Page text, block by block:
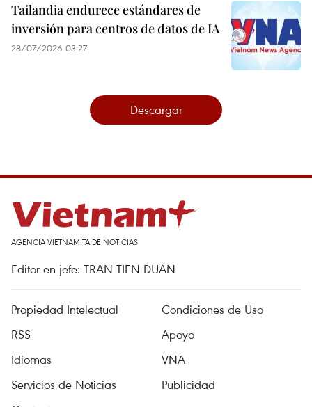
Tailandia endurece estándares de
inversión para centros de datos de IA
28/07/2026 03:27
Descargar
AGENCIA VIETNAMITA DE NOTICIAS
Editor en jefe: TRAN TIEN DUAN
Propiedad Intelectual
Condiciones de Uso
RSS
Apoyo
Idiomas
VNA
Servicios de Noticias
Publicidad